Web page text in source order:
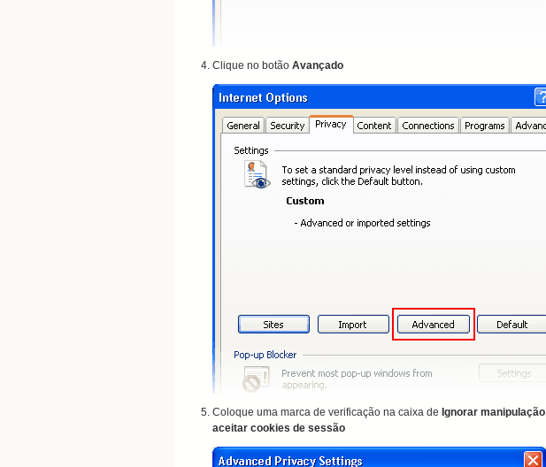
Clique no botão Avançado
Coloque uma marca de verificação na caixa de Ignorar manipulação
aceitar cookies de sessão